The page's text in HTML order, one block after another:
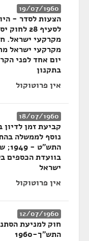
19/07/1960
הצעות לסדר -
לסעיף
מקרקעי ישראל.
מקרקעי ישראל
בתקנון
אין פרוטוקול
18/07/1960
קביעת זמן
בוועדת הכספים
ישראל
אין פרוטוקול
12/07/1960
חוק למניעת
התש"ך-1960